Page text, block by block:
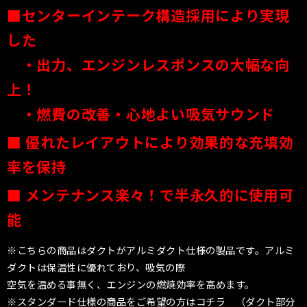
■センターインテーク構造採用により実現
した
・出力、エンジンレスポンスの大幅な向
上！
・燃費の改善 ・心地よい吸気サウンド
■ 優れたレイアウトにより効果的な充填効
率を保持
■ メンテナンス楽々！で半永久的に使用可
能
※こちらの商品はダクトがアルミダクト仕様の製品です。アルミ
ダクトは保温性に優れており、吸気の際
空気を温める事無く、エンジンの燃焼効率を高めます。
※スタンダード仕様の商品をご希望の方はコチラ （ダクト部分